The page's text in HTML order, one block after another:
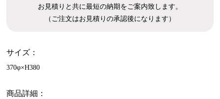
お見積りと共に最短の納期をご案内致します。
（ご注文はお見積りの承認後になります）
サイズ：
370φ×H380
商品詳細：